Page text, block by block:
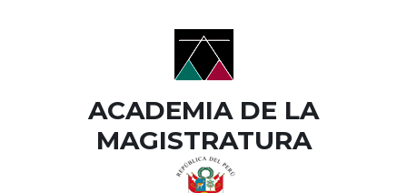
ACADEMIA DE LA
MAGISTRATURA